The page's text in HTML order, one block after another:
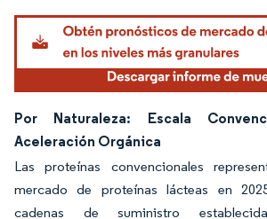
Por Naturaleza: Escala
Aceleración Orgánica
Las proteínas convencionales
mercado de proteínas lácteas en
cadenas de suministro